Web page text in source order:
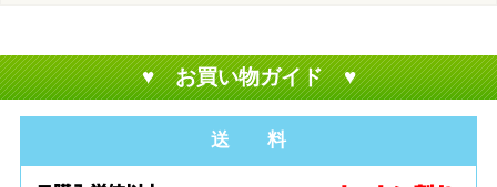
♥ お買い物ガイド ♥
送 料